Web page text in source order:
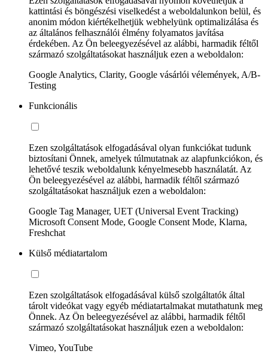
kattintási és böngészési viselkedést a weboldalunkon belül, és
anonim módon kiértékelhetjük webhelyünk optimalizálása és
az általános felhasználói élmény folyamatos javítása
érdekében. Az Ön beleegyezésével az alábbi, harmadik féltől
származó szolgáltatásokat használjuk ezen a weboldalon:
Google Analytics, Clarity, Google vásárlói vélemények, A/B-
Testing
Funkcionális
Ezen szolgáltatások elfogadásával olyan funkciókat tudunk
biztosítani Önnek, amelyek túlmutatnak az alapfunkciókon, és
lehetővé teszik weboldalunk kényelmesebb használatát. Az
Ön beleegyezésével az alábbi, harmadik féltől származó
szolgáltatásokat használjuk ezen a weboldalon:
Google Tag Manager, UET (Universal Event Tracking)
Microsoft Consent Mode, Google Consent Mode, Klarna,
Freshchat
Külső médiatartalom
Ezen szolgáltatások elfogadásával külső szolgáltatók által
tárolt videókat vagy egyéb médiatartalmakat mutathatunk meg
Önnek. Az Ön beleegyezésével az alábbi, harmadik féltől
származó szolgáltatásokat használjuk ezen a weboldalon:
Vimeo, YouTube